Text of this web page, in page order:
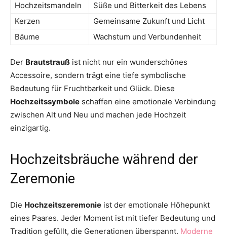
Hochzeitsmandeln
Süße und Bitterkeit des Lebens
Kerzen
Gemeinsame Zukunft und Licht
Bäume
Wachstum und Verbundenheit
Der Brautstrauß ist nicht nur ein wunderschönes
Accessoire, sondern trägt eine tiefe symbolische
Bedeutung für Fruchtbarkeit und Glück. Diese
Hochzeitssymbole schaffen eine emotionale Verbindung
zwischen Alt und Neu und machen jede Hochzeit
einzigartig.
Hochzeitsbräuche während der
Zeremonie
Die Hochzeitszeremonie ist der emotionale Höhepunkt
eines Paares. Jeder Moment ist mit tiefer Bedeutung und
Tradition gefüllt, die Generationen überspannt. Moderne